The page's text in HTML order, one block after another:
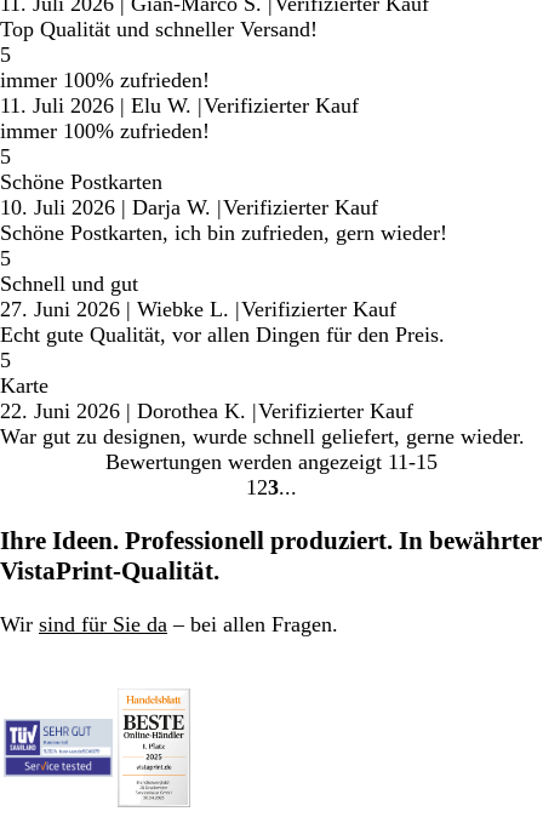
Top Qualität und schneller Versand!
5
immer 100% zufrieden!
11. Juli 2026 | Elu W. |Verifizierter Kauf
immer 100% zufrieden!
5
Schöne Postkarten
10. Juli 2026 | Darja W. |Verifizierter Kauf
Schöne Postkarten, ich bin zufrieden, gern wieder!
5
Schnell und gut
27. Juni 2026 | Wiebke L. |Verifizierter Kauf
Echt gute Qualität, vor allen Dingen für den Preis.
5
Karte
22. Juni 2026 | Dorothea K. |Verifizierter Kauf
War gut zu designen, wurde schnell geliefert, gerne wieder.
Bewertungen werden angezeigt 11-15
Gehe
Seite
1 Gehe
Seite
2 Gehe
Seite
3
Ihre Ideen. Professionell produziert. In bewährter
VistaPrint-Qualität.
Wir sind für Sie da – bei allen Fragen.